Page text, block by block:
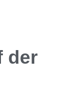
der